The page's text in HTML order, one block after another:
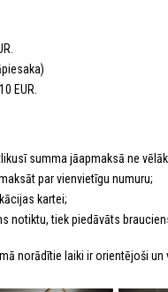
EUR.
summa jāapmaksā ne
par vienvietīgu numuru;
kartei;
tiek piedāvāts
norādītie laiki ir orientējoši un